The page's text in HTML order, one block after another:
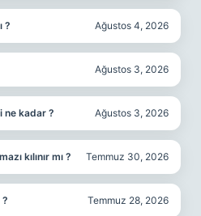
? Ağustos 4, 2026
Ağustos 3, 2026
ne kadar ? Ağustos 3, 2026
kılınır mı ? Temmuz 30, 2026
? Temmuz 28, 2026